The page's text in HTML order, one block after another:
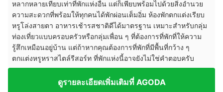
หลากหลายเทียบเท่าที่พักแห่งอื่น แต่ก็เพียบพร้อมไปด้วยสิ่งอำนวย
ความสะดวกที่พร้อมให้ทุกคนได้พักผ่อนเต็มอิ่ม ห้องพักตกแต่งเรียบ
หรูโล่งสายตา อาหารเช้ารสชาติดีได้มาตรฐาน เหมาะสำหรับกลุ่ม
ท่องเที่ยวแบบครอบครัวหรือกลุ่มเพื่อน ๆ ที่ต้องการที่พักที่ให้ความ
รู้สึกเหมือนอยู่บ้าน แต่ถ้าหากคุณต้องการที่พักที่มีพื้นที่กว้าง ๆ
ตกแต่งหรูหราสไตล์รีสอร์ท ที่พักแห่งนี้อาจยังไม่ใช่คำตอบครับ
ดูรายละเอียดเพิ่มเติมที่ AGODA